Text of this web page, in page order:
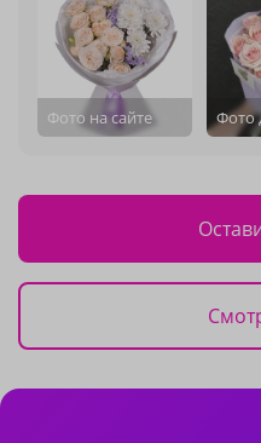
Фото на сайте Фото